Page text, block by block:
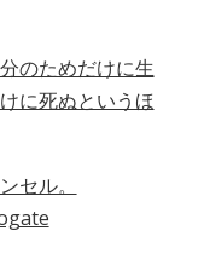
のためだけに生
に死ぬというほ
セル。